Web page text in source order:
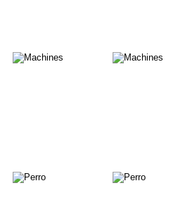
4 Wände
Berlin: 30
Nur eine Frau Queer for